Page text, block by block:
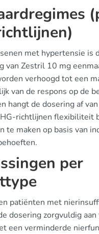
met hypertensie is
van Zestril 10 mg
verhoogd tot een
van de respons op de
hangt de dosering af
richtlijnen flexibiliteit
te maken op basis van
per
patiënten met
dosering zorgvuldig
een verminderde